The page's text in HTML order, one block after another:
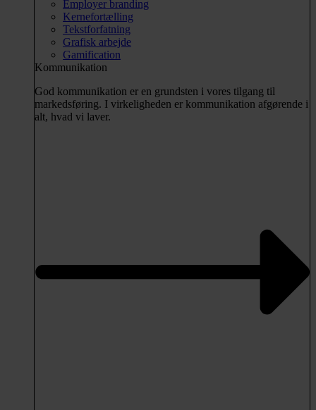
Employer branding
Kernefortælling
Tekstforfatning
Grafisk arbejde
Gamification
Kommunikation
God kommunikation er en grundsten i vores tilgang til
markedsføring. I virkeligheden er kommunikation afgørende i
alt, hvad vi laver.